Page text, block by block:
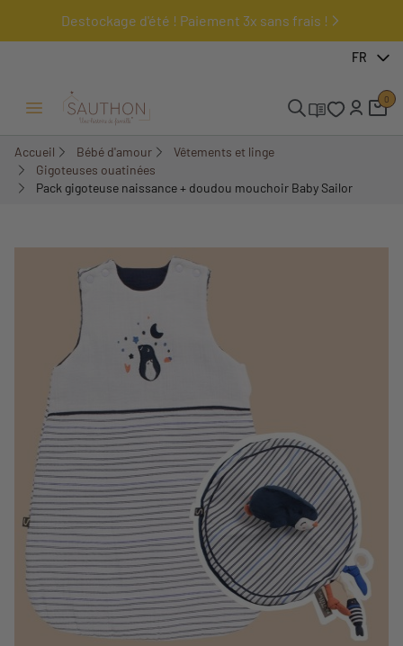
Destockage d'été ! Paiement 3x sans frais !
FR
Ouvrir/Fermer menu
0
Accueil Bébé d'amour
Vêtements et linge
Gigoteuses ouatinées
Pack gigoteuse naissance + doudou mouchoir Baby Sailor
-30,01%